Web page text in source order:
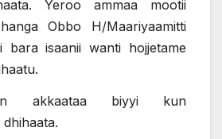
Yeroo ammaa mootii
Obbo H/Maariyaamitti
bara isaanii wanti hojjetame
akkaataa biyyi kun